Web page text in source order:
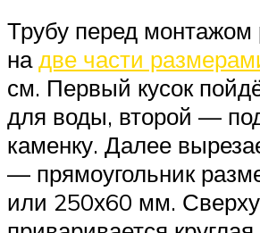
Трубу перед монтажом
надве части
см. Первый кусок
для воды, второй —
каменку. Далее
— прямоугольник
или 250х60 мм. Сверху